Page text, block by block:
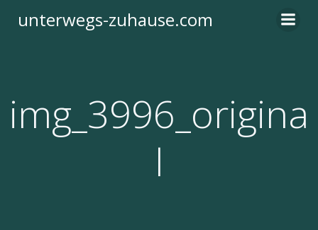
Inhalt
unterwegs-zuhause.com
img_3996_origina
l